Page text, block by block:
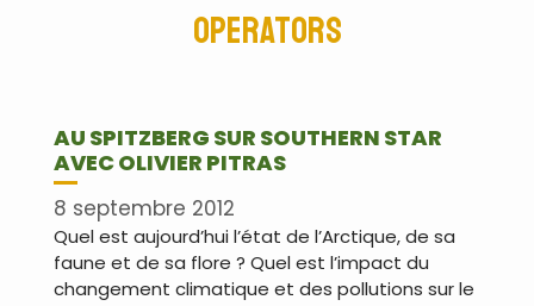
Operators
AU SPITZBERG SUR SOUTHERN STAR
AVEC OLIVIER PITRAS
8 septembre 2012
Quel est aujourd’hui l’état de l’Arctique, de sa
faune et de sa flore ? Quel est l’impact du
changement climatique et des pollutions sur le